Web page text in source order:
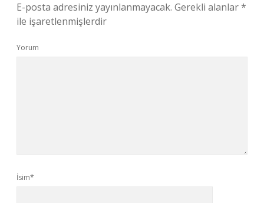
E-posta adresiniz yayınlanmayacak. Gerekli alanlar*
ile işaretlenmişlerdir
Yorum
İsim*